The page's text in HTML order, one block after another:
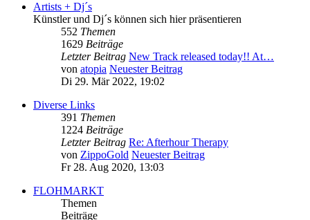
Artists + Dj´s
Künstler und Dj´s können sich hier präsentieren
552 Themen
1629 Beiträge
Letzter Beitrag New Track released today!! At…
von atopia Neuester Beitrag
Di 29. Mär 2022, 19:02
Diverse Links
391 Themen
1224 Beiträge
Letzter Beitrag Re: Afterhour Therapy
von ZippoGold Neuester Beitrag
Fr 28. Aug 2020, 13:03
FLOHMARKT
Themen
Beiträge